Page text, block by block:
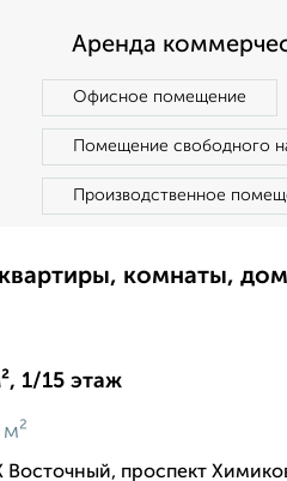
Аренда
Офисное помещение
Помещение свободного
Производственное
комнаты,
1/15 этаж
м²
проспект